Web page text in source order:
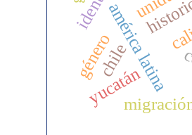
américa latina
chile
yucatán
género